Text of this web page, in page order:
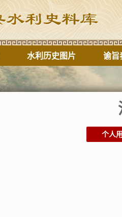
水利历史图片 谕旨
个人